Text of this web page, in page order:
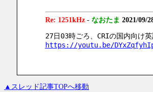
Re: 1251kHz- なおたま 2021/09/
27日03時ごろ、CRIの国内向け
https://youtu.be/
▲スレッド記事TOPへ移動